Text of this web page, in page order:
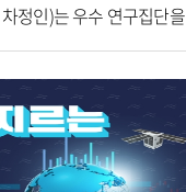
리프트 현상이 일어난
작업을 수행할 때 안정적
는 일련의 과정은 큰 시간
강한 AI 모델 설계를 이론
방은 물론 AI 성능 강화와
했다.연구 성과는 국제학회
정인)는 우수 연구집단을
14일 오전 개소식을 갖고
에는 차정인 부산대 총장
, 박종애 한국연구재단
장, 정주철 부산대 공과대